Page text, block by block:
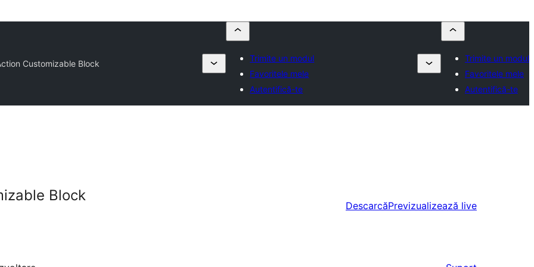
Customizable Block
Trimite un modul
Favoritele mele
Autentifică-te
Trimite un modul
Favoritele mele
Autentifică-te
Block
DescarcăPrevizualizează live